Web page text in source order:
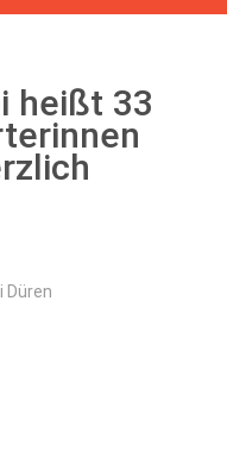
heißt 33
Düren